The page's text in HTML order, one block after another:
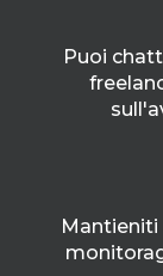
Puoi
Mantieniti